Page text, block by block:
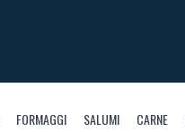
FORMAGGI SALUMI CARNE